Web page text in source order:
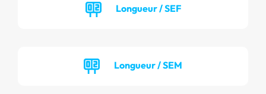
Longueur / SEF
Longueur / SEM